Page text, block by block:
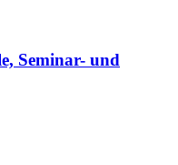
Seminar- und